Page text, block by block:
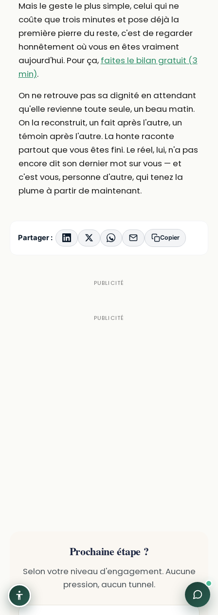
Mais le geste le plus simple, celui qui ne
coûte que trois minutes et pose déjà la
première pierre du reste, c'est de regarder
honnêtement où vous en êtes vraiment
aujourd'hui. Pour ça, faites le bilan gratuit (3
min).
On ne retrouve pas sa dignité en attendant
qu'elle revienne toute seule, un beau matin.
On la reconstruit, un fait après l'autre, un
témoin après l'autre. La honte raconte
partout que vous êtes fini. Le réel, lui, n'a pas
encore dit son dernier mot sur vous — et
c'est vous, personne d'autre, qui tenez la
plume à partir de maintenant.
Partager : Copier
Prochaine étape ?
Selon votre niveau d'engagement. Aucune
pression, aucun tunnel.